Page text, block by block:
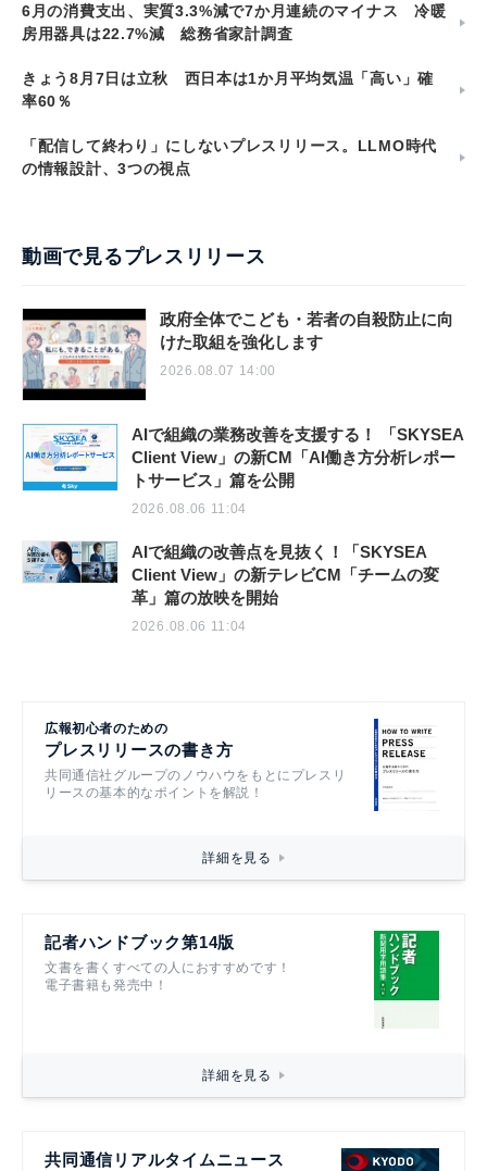
6月の消費支出、実質3.3%減で7か月連続のマイナス 冷暖
房用器具は22.7%減 総務省家計調査
きょう8月7日は立秋 西日本は1か月平均気温「高い」確
率60％
「配信して終わり」にしないプレスリリース。LLMO時代
の情報設計、3つの視点
動画で見るプレスリリース
政府全体でこども・若者の自殺防止に向
けた取組を強化します
2026.08.07 14:00
AIで組織の業務改善を支援する！ 「SKYSEA
Client View」の新CM「AI働き方分析レポー
トサービス」篇を公開
2026.08.06 11:04
AIで組織の改善点を見抜く！「SKYSEA
Client View」の新テレビCM「チームの変
革」篇の放映を開始
2026.08.06 11:04
広報初心者のための
プレスリリースの書き方
共同通信社グループのノウハウをもとにプレスリ
リースの基本的なポイントを解説！
詳細を見る
記者ハンドブック第14版
文書を書くすべての人におすすめです！
電子書籍も発売中！
詳細を見る
共同通信リアルタイムニュース